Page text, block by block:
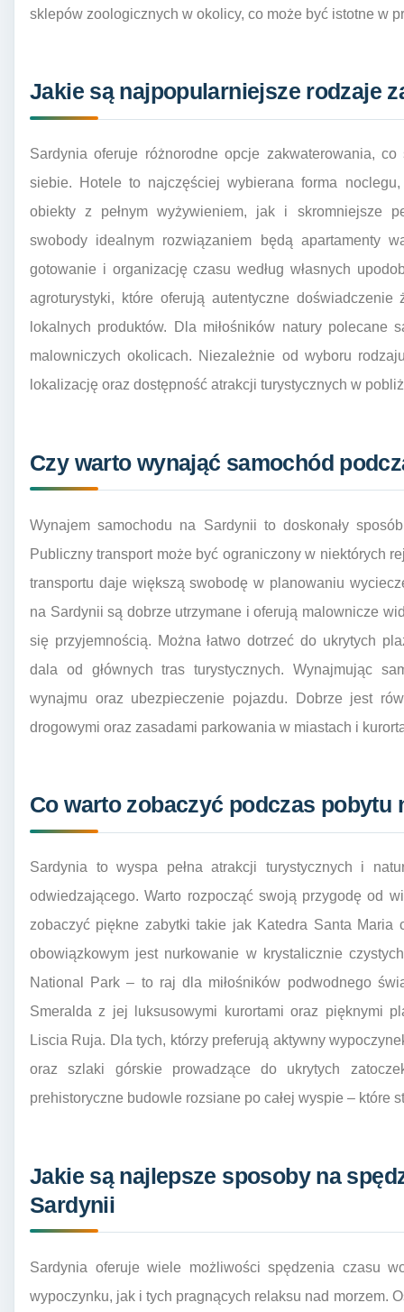
sklepów zoologicznych w okolicy, co może być istotne w
Jakie są najpopularniejsze rodzaje
Sardynia oferuje różnorodne opcje zakwaterowania,
siebie. Hotele to najczęściej wybierana forma
obiekty z pełnym wyżywieniem, jak i skromniejsze
swobody idealnym rozwiązaniem będą apartamenty
gotowanie i organizację czasu według własnych
agroturystyki, które oferują autentyczne
lokalnych produktów. Dla miłośników natury polecane
malowniczych okolicach. Niezależnie od wyboru
lokalizację oraz dostępność atrakcji turystycznych w
Czy warto wynająć samochód
Wynajem samochodu na Sardynii to doskonały
Publiczny transport może być ograniczony w niektórych
transportu daje większą swobodę w planowaniu
na Sardynii są dobrze utrzymane i oferują malownicze
się przyjemnością. Można łatwo dotrzeć do ukrytych
dala od głównych tras turystycznych. Wynajmując
wynajmu oraz ubezpieczenie pojazdu. Dobrze jest
drogowymi oraz zasadami parkowania w miastach i
Co warto zobaczyć podczas pobytu
Sardynia to wyspa pełna atrakcji turystycznych i
odwiedzającego. Warto rozpocząć swoją przygodę od
zobaczyć piękne zabytki takie jak Katedra Santa Maria
obowiązkowym jest nurkowanie w krystalicznie
National Park – to raj dla miłośników podwodnego
Smeralda z jej luksusowymi kurortami oraz pięknymi
Liscia Ruja. Dla tych, którzy preferują aktywny
oraz szlaki górskie prowadzące do ukrytych
prehistoryczne budowle rozsiane po całej wyspie – które
Jakie są najlepsze sposoby na
Sardynii
Sardynia oferuje wiele możliwości spędzenia czasu
wypoczynku, jak i tych pragnących relaksu nad morzem.